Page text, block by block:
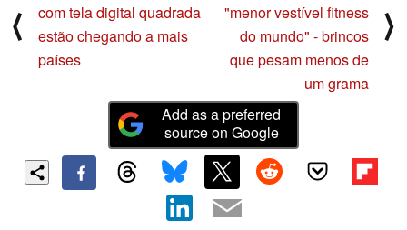
⟨
com tela digital quadrada
estão chegando a mais
países
"menor vestível fitness
do mundo" - brincos
que pesam menos de
um grama
⟩
Add as a preferred
source on Google